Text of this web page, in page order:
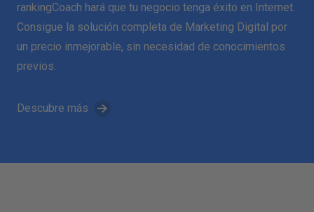
rankingCoach hará que tu negocio tenga éxito en Internet.
Consigue la solución completa de Marketing Digital por
un precio inmejorable, sin necesidad de conocimientos
previos.
Descubre más